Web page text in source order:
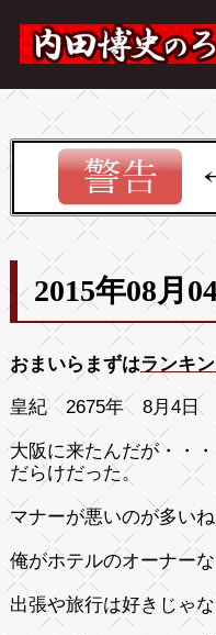
2015年08月
おまいらまずはランキ
皇紀 2675年 8月4日
大阪に来たんだが・・
だらけだった。
マナーが悪いのが多
俺がホテルのオーナー
出張や旅行は好きじゃ